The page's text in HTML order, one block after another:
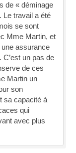
de « déminage
Le travail a été
se sont
Mme Martin, et
assurance
C’est un pas de
de ces
Martin un
son
sa capacité à
qui
avec plus